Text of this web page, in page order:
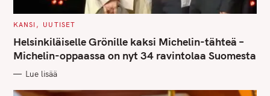
C
T
E
G
O
I
S
KANSI UUTISET
Helsinkiläiselle Grönille kaksi Michelin-tähteä –
Michelin-oppaassa on nyt 34 ravintolaa Suomesta
Lue lisää
S
a
r
c
h